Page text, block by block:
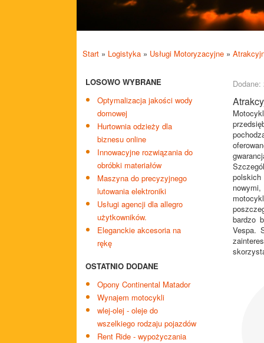
Start » Logistyka » Usługi Motoryzacyjne »
LOSOWO WYBRANE
Optymalizacja jakości wody
domowej
Hurtownia odzieży dla
biznesu online
Innowacyjne rozwiązania do
obróbki materiałów
Maszyna do precyzyjnego
lutowania elektroniki
Usługi agencji dla allegro
użytkowników.
Eleganckie akcesoria na
rękę
OSTATNIO DODANE
Opony Continental Matador
Wynajem motocykli
wlej-olej - oleje do
wszelkiego rodzaju pojazdów
Rent Ride - wypożyczania
Dodane:
bardzo
Vespa.